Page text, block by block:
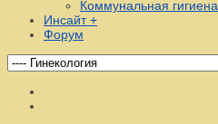
Коммунальная гигиена
Инсайт +
Форум